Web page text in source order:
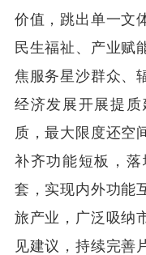
价值，跳出单一文
民生福祉、产业赋
焦服务星沙群众、
经济发展开展提
质，最大限度还空
补齐功能短板，
套，实现内外功能
旅产业，广泛吸纳
见建议，持续完善